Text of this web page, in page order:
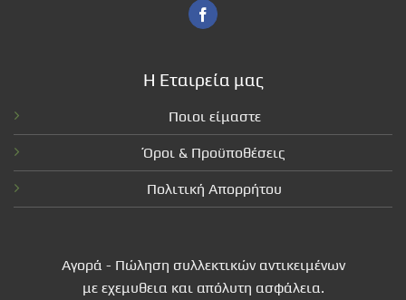
Η Εταιρεία μας
Ποιοι είμαστε
Όροι & Προϋποθέσεις
Πολιτική Απορρήτου
Αγορά - Πώληση συλλεκτικών αντικειμένων
με εχεμυθεια και απόλυτη ασφάλεια.